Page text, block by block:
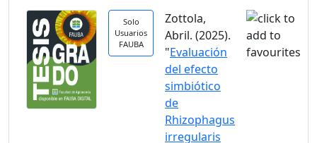
Solo
Usuarios
FAUBA
Zottola,
Abril. (2025).
"Evaluación
del efecto
simbiótico
de
Rhizophagus
irregularis